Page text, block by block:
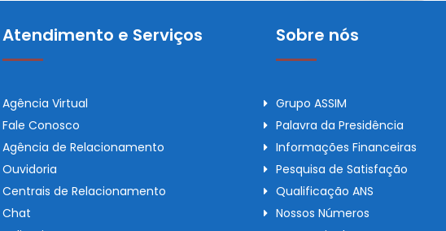
Atendimento e Serviços
Agência Virtual
Fale Conosco
Agência de Relacionamento
Ouvidoria
Centrais de Relacionamento
Chat
Sobre nós
Grupo ASSIM
Palavra da Presidência
Informações Financeiras
Pesquisa de Satisfação
Qualificação ANS
Nossos Números